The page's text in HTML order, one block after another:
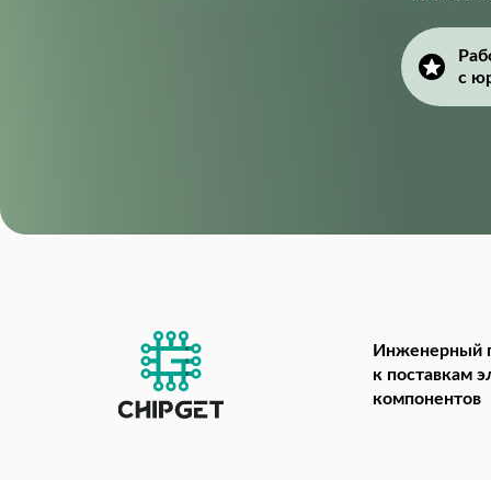
с
Инженерный
к поставкам
компонентов